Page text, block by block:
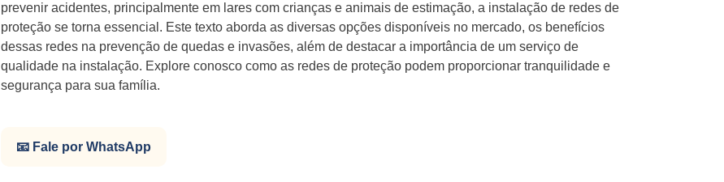
prevenir acidentes, principalmente em lares com crianças e animais de estimação, a instalação de redes de
proteção se torna essencial. Este texto aborda as diversas opções disponíveis no mercado, os benefícios
dessas redes na prevenção de quedas e invasões, além de destacar a importância de um serviço de
qualidade na instalação. Explore conosco como as redes de proteção podem proporcionar tranquilidade e
segurança para sua família.
📧 Fale por WhatsApp